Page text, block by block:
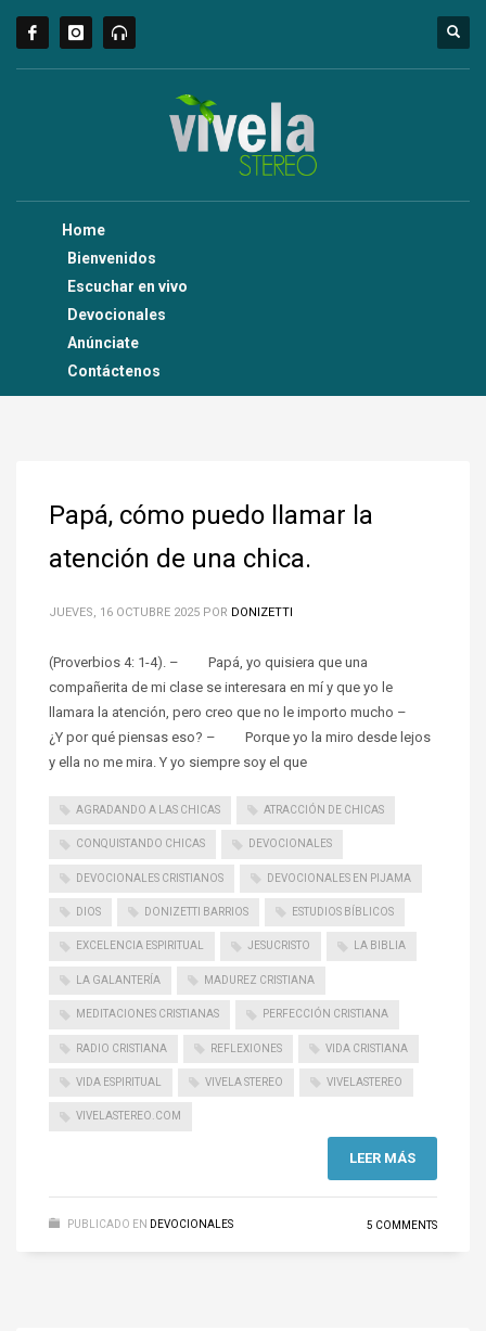
Home
Bienvenidos
Escuchar en vivo
Devocionales
Anúnciate
Contáctenos
Papá, cómo puedo llamar la
atención de una chica.
JUEVES, 16 OCTUBRE 2025 POR DONIZETTI
(Proverbios 4: 1-4). – Papá, yo quisiera que una
compañerita de mi clase se interesara en mí y que yo le
llamara la atención, pero creo que no le importo mucho –
¿Y por qué piensas eso? – Porque yo la miro desde lejos
y ella no me mira. Y yo siempre soy el que
AGRADANDO A LAS CHICAS ATRACCIÓN DE CHICAS
CONQUISTANDO CHICAS DEVOCIONALES
DEVOCIONALES CRISTIANOS DEVOCIONALES EN PIJAMA
DIOS DONIZETTI BARRIOS ESTUDIOS BÍBLICOS
EXCELENCIA ESPIRITUAL JESUCRISTO LA BIBLIA
LA GALANTERÍA MADUREZ CRISTIANA
MEDITACIONES CRISTIANAS PERFECCIÓN CRISTIANA
RADIO CRISTIANA REFLEXIONES VIDA CRISTIANA
VIDA ESPIRITUAL VIVELA STEREO VIVELASTEREO
VIVELASTEREO.COM
LEER MÁS
PUBLICADO EN DEVOCIONALES 5 COMMENTS